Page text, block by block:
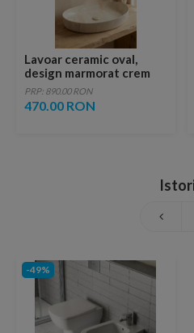
Lavoar ceramic oval,
design marmorat crem
lucios cu vene aurii,
ventil inclus
PRP: 890.00 RON
470.00 RON
-49%